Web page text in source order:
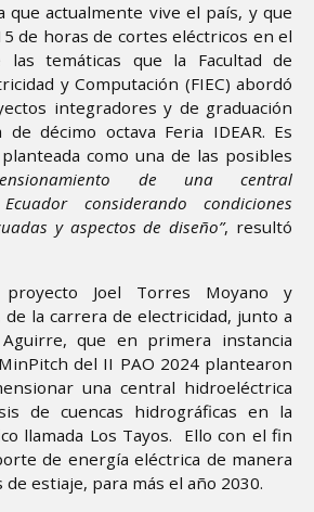
que actualmente vive el país, y que
de horas de cortes eléctricos en el
temáticas que la Facultad de
y Computación (FIEC) abordó
integradores y de graduación
décimo octava Feria IDEAR. Es
como una de las posibles
de una central
considerando condiciones
y aspectos de diseño”, resultó
Joel Torres Moyano y
de la carrera de electricidad, junto a
que en primera instancia
del II PAO 2024 plantearon
una central hidroeléctrica
de cuencas hidrográficas en la
llamada Los Tayos. Ello con el fin
de energía eléctrica de manera
estiaje, para más el año 2030.